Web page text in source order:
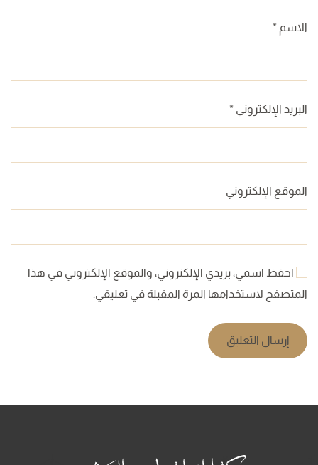
الاسم *
البريد الإلكتروني *
الموقع الإلكتروني
احفظ اسمي، بريدي الإلكتروني، والموقع الإلكتروني في هذا
المتصفح لاستخدامها المرة المقبلة في تعليقي.
إرسال التعليق